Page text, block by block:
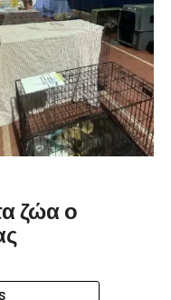
ζώα ο